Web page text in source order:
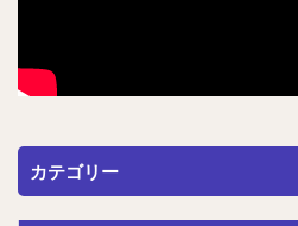
カテゴリー